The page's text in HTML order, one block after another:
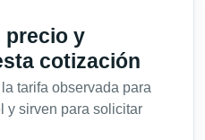
precio y
cotización
tarifa observada para
y sirven para solicitar